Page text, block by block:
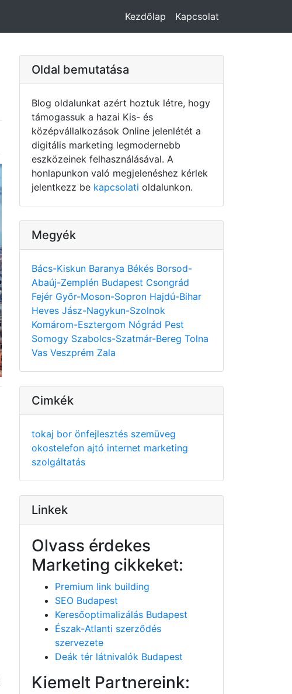
Kezdőlap Kapcsolat
Oldal bemutatása
Blog oldalunkat azért hoztuk létre, hogy
támogassuk a hazai Kis- és
középvállalkozások Online jelenlétét a
digitális marketing legmodernebb
eszközeinek felhasználásával. A
honlapunkon való megjelenéshez kérlek
jelentkezz be kapcsolati oldalunkon.
Megyék
Bács-Kiskun Baranya Békés Borsod-
Abaúj-Zemplén Budapest Csongrád
Fejér Győr-Moson-Sopron Hajdú-Bihar
Heves Jász-Nagykun-Szolnok
Komárom-Esztergom Nógrád Pest
Somogy Szabolcs-Szatmár-Bereg Tolna
Vas Veszprém Zala
Cimkék
tokaj bor önfejlesztés szemüveg
okostelefon ajtó internet marketing
szolgáltatás
Linkek
Olvass érdekes
Marketing cikkeket:
Premium link building
SEO Budapest
Keresőoptimalizálás Budapest
Észak-Atlanti szerződés
szervezete
Deák tér látnivalók Budapest
Kiemelt Partnereink: